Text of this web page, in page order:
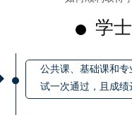
学
公共课、基础课和
试一次通过，且成绩